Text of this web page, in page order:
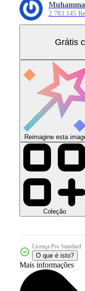
2.783.145
Grátis
Reimagine esta
Coleção
Licença Pro Standard
O que é isto?
Mais informações